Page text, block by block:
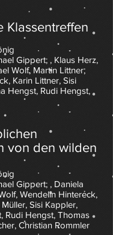
Klassentreffen
Gippert; , Klaus Herz,
Wolf, Martin Littner,
Karin Littner, Sisi
Hengst, Rudi Hengst,
von den wilden
Gippert; , Daniela
Wendelin Hintereck,
Sisi Kappler,
Rudi Hengst, Thomas
Christian Rommler